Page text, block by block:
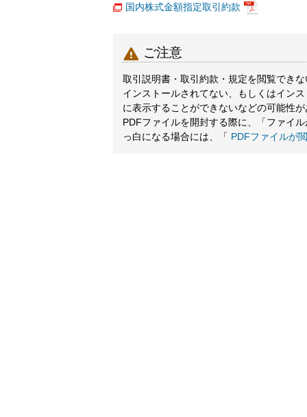
国内株式金額指定取引約款
 ご注意
取引説明書・取引約款・規定を閲覧でき
インストールされてない、もしくはイン
に表示することができないなどの可能性
PDFファイルを開封する際に、「ファイ
っ白になる場合には、「 PDFファイルが